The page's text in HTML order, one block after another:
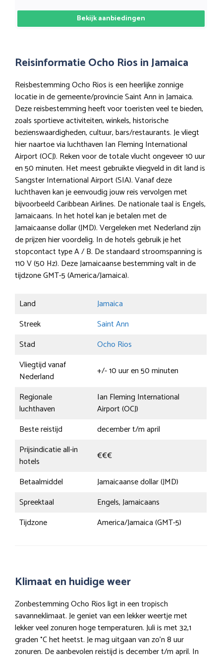
Bekijk aanbiedingen
Reisinformatie Ocho Rios in Jamaica
Reisbestemming Ocho Rios is een heerlijke zonnige
locatie in de gemeente/provincie Saint Ann in Jamaica.
Deze reisbestemming heeft voor toeristen veel te bieden,
zoals sportieve activiteiten, winkels, historische
bezienswaardigheden, cultuur, bars/restaurants. Je vliegt
hier naartoe via luchthaven Ian Fleming International
Airport (OCJ). Reken voor de totale vlucht ongeveer 10 uur
en 50 minuten. Het meest gebruikte vliegveld in dit land is
Sangster International Airport (SIA). Vanaf deze
luchthaven kan je eenvoudig jouw reis vervolgen met
bijvoorbeeld Caribbean Airlines. De nationale taal is Engels,
Jamaicaans. In het hotel kan je betalen met de
Jamaicaanse dollar (JMD). Vergeleken met Nederland zijn
de prijzen hier voordelig. In de hotels gebruik je het
stopcontact type A / B. De standaard stroomspanning is
110 V (50 Hz). Deze Jamaicaanse bestemming valt in de
tijdzone GMT-5 (America/Jamaica).
Land
Jamaica
Streek
Saint Ann
Stad
Ocho Rios
Vliegtijd vanaf
Nederland
+/- 10 uur en 50 minuten
Regionale
luchthaven
Ian Fleming International
Airport (OCJ)
Beste reistijd
december t/m april
Prijsindicatie all-in
hotels
€€€
Betaalmiddel
Jamaicaanse dollar (JMD)
Spreektaal
Engels, Jamaicaans
Tijdzone
America/Jamaica (GMT-5)
Klimaat en huidige weer
Zonbestemming Ocho Rios ligt in een tropisch
savanneklimaat. Je geniet van een lekker weertje met
lekker veel zonuren hoge temperaturen. Juli is met 32,1
graden °C het heetst. Je mag uitgaan van zo’n 8 uur
zonuren. De aanbevolen reistijd is december t/m april. In